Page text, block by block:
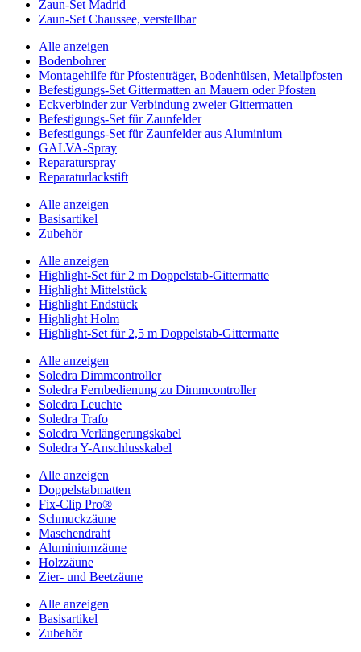
Zaun-Set Madrid
Zaun-Set Chaussee, verstellbar
Alle anzeigen
Bodenbohrer
Montagehilfe für Pfostenträger, Bodenhülsen, Metallpfosten
Befestigungs-Set Gittermatten an Mauern oder Pfosten
Eckverbinder zur Verbindung zweier Gittermatten
Befestigungs-Set für Zaunfelder
Befestigungs-Set für Zaunfelder aus Aluminium
GALVA-Spray
Reparaturspray
Reparaturlackstift
Alle anzeigen
Basisartikel
Zubehör
Alle anzeigen
Highlight-Set für 2 m Doppelstab-Gittermatte
Highlight Mittelstück
Highlight Endstück
Highlight Holm
Highlight-Set für 2,5 m Doppelstab-Gittermatte
Alle anzeigen
Soledra Dimmcontroller
Soledra Fernbedienung zu Dimmcontroller
Soledra Leuchte
Soledra Trafo
Soledra Verlängerungskabel
Soledra Y-Anschlusskabel
Alle anzeigen
Doppelstabmatten
Fix-Clip Pro®
Schmuckzäune
Maschendraht
Aluminiumzäune
Holzzäune
Zier- und Beetzäune
Alle anzeigen
Basisartikel
Zubehör